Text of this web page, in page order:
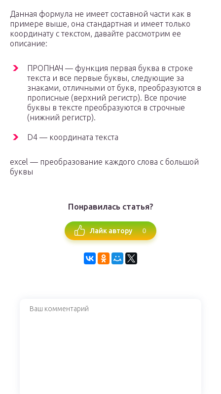
Данная формула не имеет составной части как в
примере выше, она стандартная и имеет только
координату с текстом, давайте рассмотрим ее
описание:
ПРОПНАЧ — функция первая буква в строке
текста и все первые буквы, следующие за
знаками, отличными от букв, преобразуются в
прописные (верхний регистр). Все прочие
буквы в тексте преобразуются в строчные
(нижний регистр).
D4 — координата текста
excel — преобразование каждого слова с большой
буквы
Понравилась статья?
Лайк автору 0